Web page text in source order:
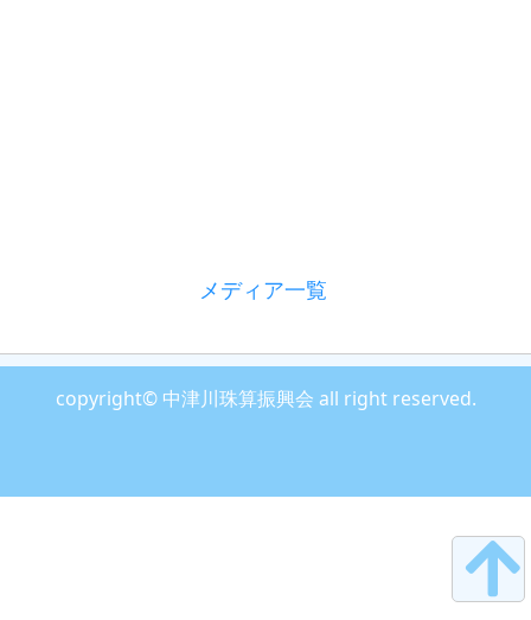
メディア一覧
copyright© 中津川珠算振興会 all right reserved.